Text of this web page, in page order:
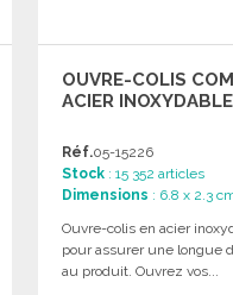
OUVRE-COLIS
ACIER INOXYDABLE
Réf.05-15226
Stock : 15 352 articles
Dimensions : 6.8 x 2.3
Ouvre-colis en acier
pour assurer une longue
au produit. Ouvrez vos...